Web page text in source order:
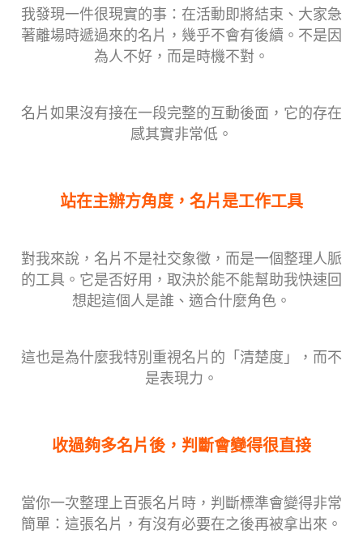
我發現一件很現實的事：在活動即將結束、大家急
著離場時遞過來的名片，幾乎不會有後續。不是因
為人不好，而是時機不對。
名片如果沒有接在一段完整的互動後面，它的存在
感其實非常低。
站在主辦方角度，名片是工作工具
對我來說，名片不是社交象徵，而是一個整理人脈
的工具。它是否好用，取決於能不能幫助我快速回
想起這個人是誰、適合什麼角色。
這也是為什麼我特別重視名片的「清楚度」，而不
是表現力。
收過夠多名片後，判斷會變得很直接
當你一次整理上百張名片時，判斷標準會變得非常
簡單：這張名片，有沒有必要在之後再被拿出來。